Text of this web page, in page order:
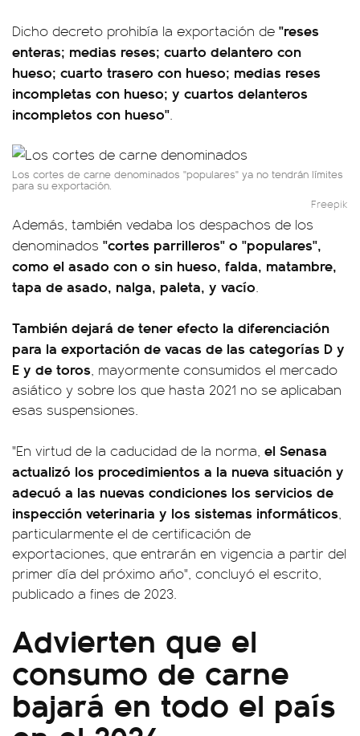
Dicho decreto prohibía la exportación de "reses
enteras; medias reses; cuarto delantero con
hueso; cuarto trasero con hueso; medias reses
incompletas con hueso; y cuartos delanteros
incompletos con hueso".
Los cortes de carne denominados "populares" ya no tendrán límites
para su exportación.
Freepik
Además, también vedaba los despachos de los
denominados "cortes parrilleros" o "populares",
como el asado con o sin hueso, falda, matambre,
tapa de asado, nalga, paleta, y vacío.
También dejará de tener efecto la diferenciación
para la exportación de vacas de las categorías D y
E y de toros, mayormente consumidos el mercado
asiático y sobre los que hasta 2021 no se aplicaban
esas suspensiones.
"En virtud de la caducidad de la norma, el Senasa
actualizó los procedimientos a la nueva situación y
adecuó a las nuevas condiciones los servicios de
inspección veterinaria y los sistemas informáticos,
particularmente el de certificación de
exportaciones, que entrarán en vigencia a partir del
primer día del próximo año", concluyó el escrito,
publicado a fines de 2023.
Advierten que el
consumo de carne
bajará en todo el país